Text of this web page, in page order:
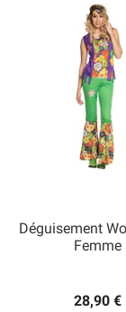
Déguisement
Femme
28,90 €